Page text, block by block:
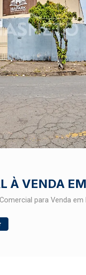
À VENDA
Comercial para Venda em